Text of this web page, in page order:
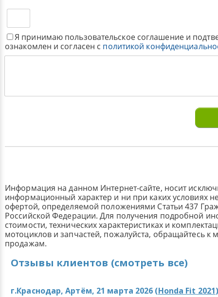
Я принимаю пользовательское соглашение и
ознакомлен и согласен с политикой
Информация на данном Интернет-сайте, носит
информационный характер и ни при каких условиях
офертой, определяемой положениями Статьи 437
Российской Федерации. Для получения подробной
стоимости, технических характеристиках и
мотоциклов и запчастей, пожалуйста, обращайтесь к
продажам.
Отзывы клиентов (смотреть все)
г.Краснодар, Артём, 21 марта 2026 (Honda Fit 2021